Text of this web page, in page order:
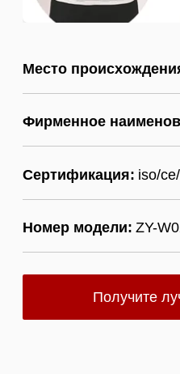
Место
Фирменное
Сертификация: iso/
Номер модели: ZY-
Получите